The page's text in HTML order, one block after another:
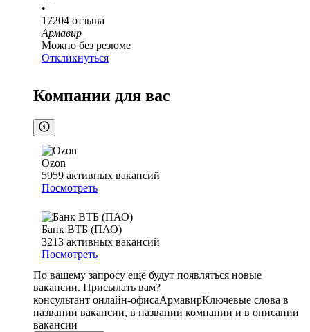
•
17204 отзыва
Армавир
Можно без резюме
Откликнуться
Компании для вас
Ozon
5959 активных вакансий
Посмотреть
Банк ВТБ (ПАО)
3213 активных вакансий
Посмотреть
По вашему запросу ещё будут появляться новые
вакансии. Присылать вам?
консультант онлайн-офисаАрмавирКлючевые слова в
названии вакансии, в названии компании и в описании
вакансии